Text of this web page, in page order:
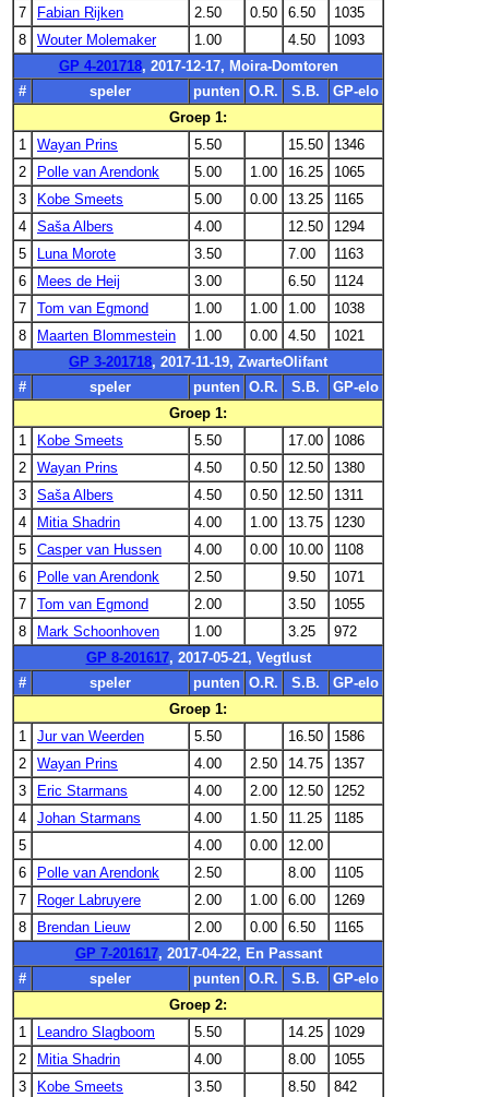
7
Fabian Rijken 2.50 0.50 6.50
1035
8
Wouter Molemaker 1.00 4.50
1093
GP 4-201718, 2017-12-17, Moira-Domtoren
#
speler punten O.R. S.B.
GP-elo
Groep 1:
1
Wayan Prins 5.50 15.50
1346
2
Polle van Arendonk 5.00 1.00 16.25
1065
3
Kobe Smeets 5.00 0.00 13.25
1165
4
Saša Albers 4.00 12.50
1294
5
Luna Morote 3.50 7.00
1163
6
Mees de Heij 3.00 6.50
1124
7
Tom van Egmond 1.00 1.00 1.00
1038
8
Maarten Blommestein 1.00 0.00 4.50
1021
GP 3-201718, 2017-11-19, ZwarteOlifant
#
speler punten O.R. S.B.
GP-elo
Groep 1:
1
Kobe Smeets 5.50 17.00
1086
2
Wayan Prins 4.50 0.50 12.50
1380
3
Saša Albers 4.50 0.50 12.50
1311
4
Mitia Shadrin 4.00 1.00 13.75
1230
5
Casper van Hussen 4.00 0.00 10.00
1108
6
Polle van Arendonk 2.50 9.50
1071
7
Tom van Egmond 2.00 3.50
1055
8
Mark Schoonhoven 1.00 3.25
972
GP 8-201617, 2017-05-21, Vegtlust
#
speler punten O.R. S.B.
GP-elo
Groep 1:
1
Jur van Weerden 5.50 16.50
1586
2
Wayan Prins 4.00 2.50 14.75
1357
3
Eric Starmans 4.00 2.00 12.50
1252
4
Johan Starmans 4.00 1.50 11.25
1185
5
4.00 0.00
12.00
6
Polle van Arendonk 2.50 8.00
1105
7
Roger Labruyere 2.00 1.00 6.00
1269
8
Brendan Lieuw 2.00 0.00 6.50
1165
GP 7-201617, 2017-04-22, En Passant
#
speler punten O.R. S.B.
GP-elo
Groep 2:
1
Leandro Slagboom 5.50 14.25
1029
2
Mitia Shadrin 4.00 8.00
1055
3
Kobe Smeets 3.50 8.50
842